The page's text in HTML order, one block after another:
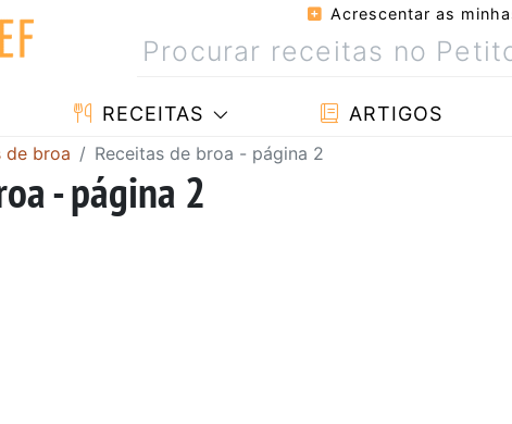
Acrescentar as
RECEITAS ARTIGOS
de broa Receitas de broa - página 2
- página 2